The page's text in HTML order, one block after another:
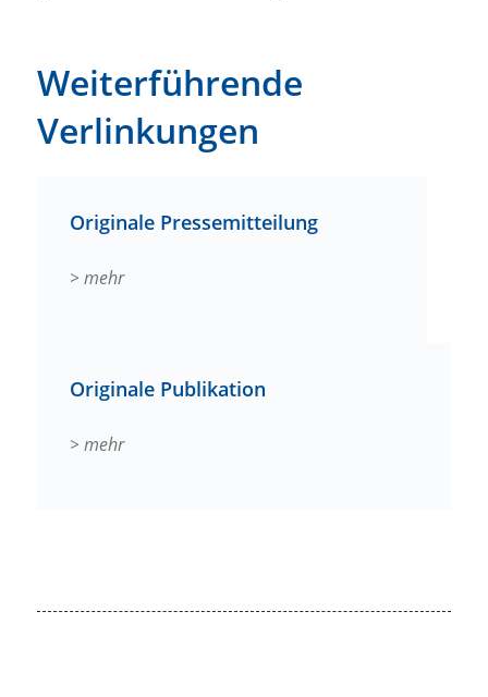
Weiterführende
Verlinkungen
Originale Pressemitteilung
> mehr
Originale Publikation
> mehr